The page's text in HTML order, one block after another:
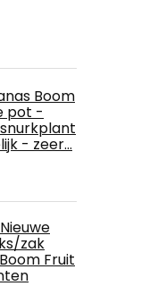
Boom
pot -
- zeer…
zak
Fruit